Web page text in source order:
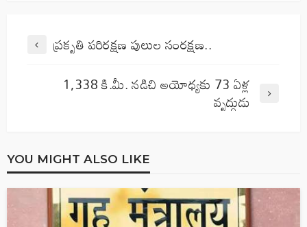
ప్రకృతి పరిరక్షణ పులుల సంరక్షణ..
1,338 కి.మీ. నడిచి అయోధ్యకు 73 ఏళ్ల
వృద్ధుడు
YOU MIGHT ALSO LIKE